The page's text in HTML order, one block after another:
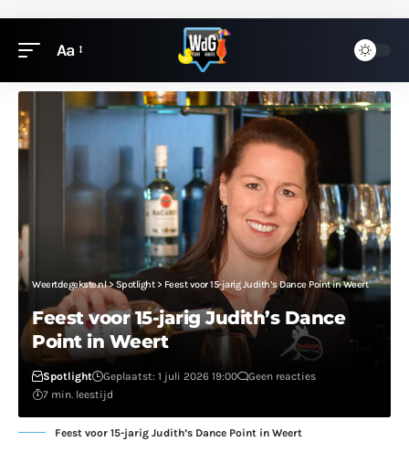
Aa
Weertdegekste.nl> Spotlight> Feest voor 15-jarig Judith’s Dance Point in Weert
Feest voor 15-jarig Judith’s Dance
Point in Weert
Spotlight Geplaatst: 1 juli 2026 19:00
Geen reacties
7 min. leestijd
Feest voor 15-jarig Judith’s Dance Point in Weert